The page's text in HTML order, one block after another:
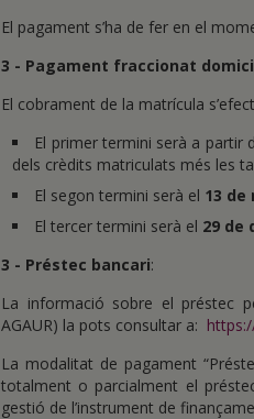
El pagament s’ha de fer en el
3 - Pagament fraccionat
El cobrament de la matrícula
El primer termini serà a partir
dels crèdits matriculats més les
El segon termini serà el 13 de
El tercer termini serà el 29 de
3 - Préstec bancari:
La informació sobre el préstec
AGAUR) la pots consultar a:
La modalitat de pagament
totalment o parcialment el
gestió de l’instrument de